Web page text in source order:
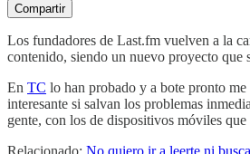
Compartir
Los fundadores de Last.fm vuelven a la
contenido, siendo un nuevo proyecto que
En TC lo han probado y a bote pronto
interesante si salvan los problemas
gente, con los de dispositivos móviles
Relacionado: No quiero ir a leerte ni